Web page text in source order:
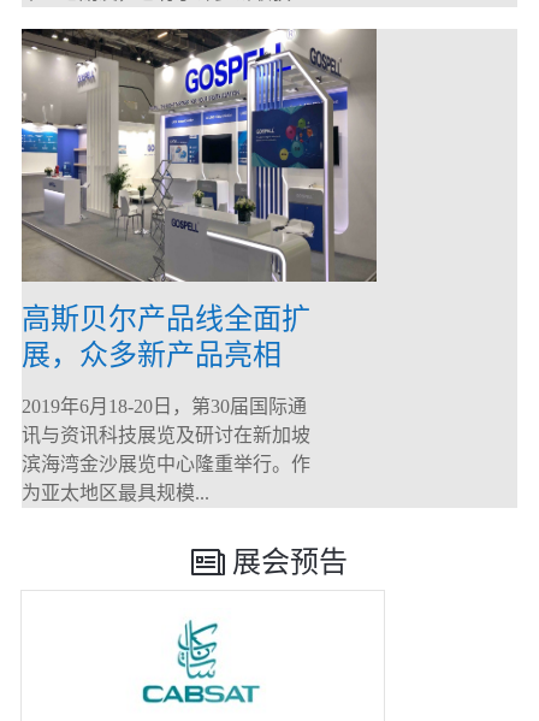
高斯贝尔产品线全面扩
展，众多新产品亮相
CommunicAsia 2019
2019年6月18-20日，第30届国际通
讯与资讯科技展览及研讨在新加坡
滨海湾金沙展览中心隆重举行。作
为亚太地区最具规模...
展会预告